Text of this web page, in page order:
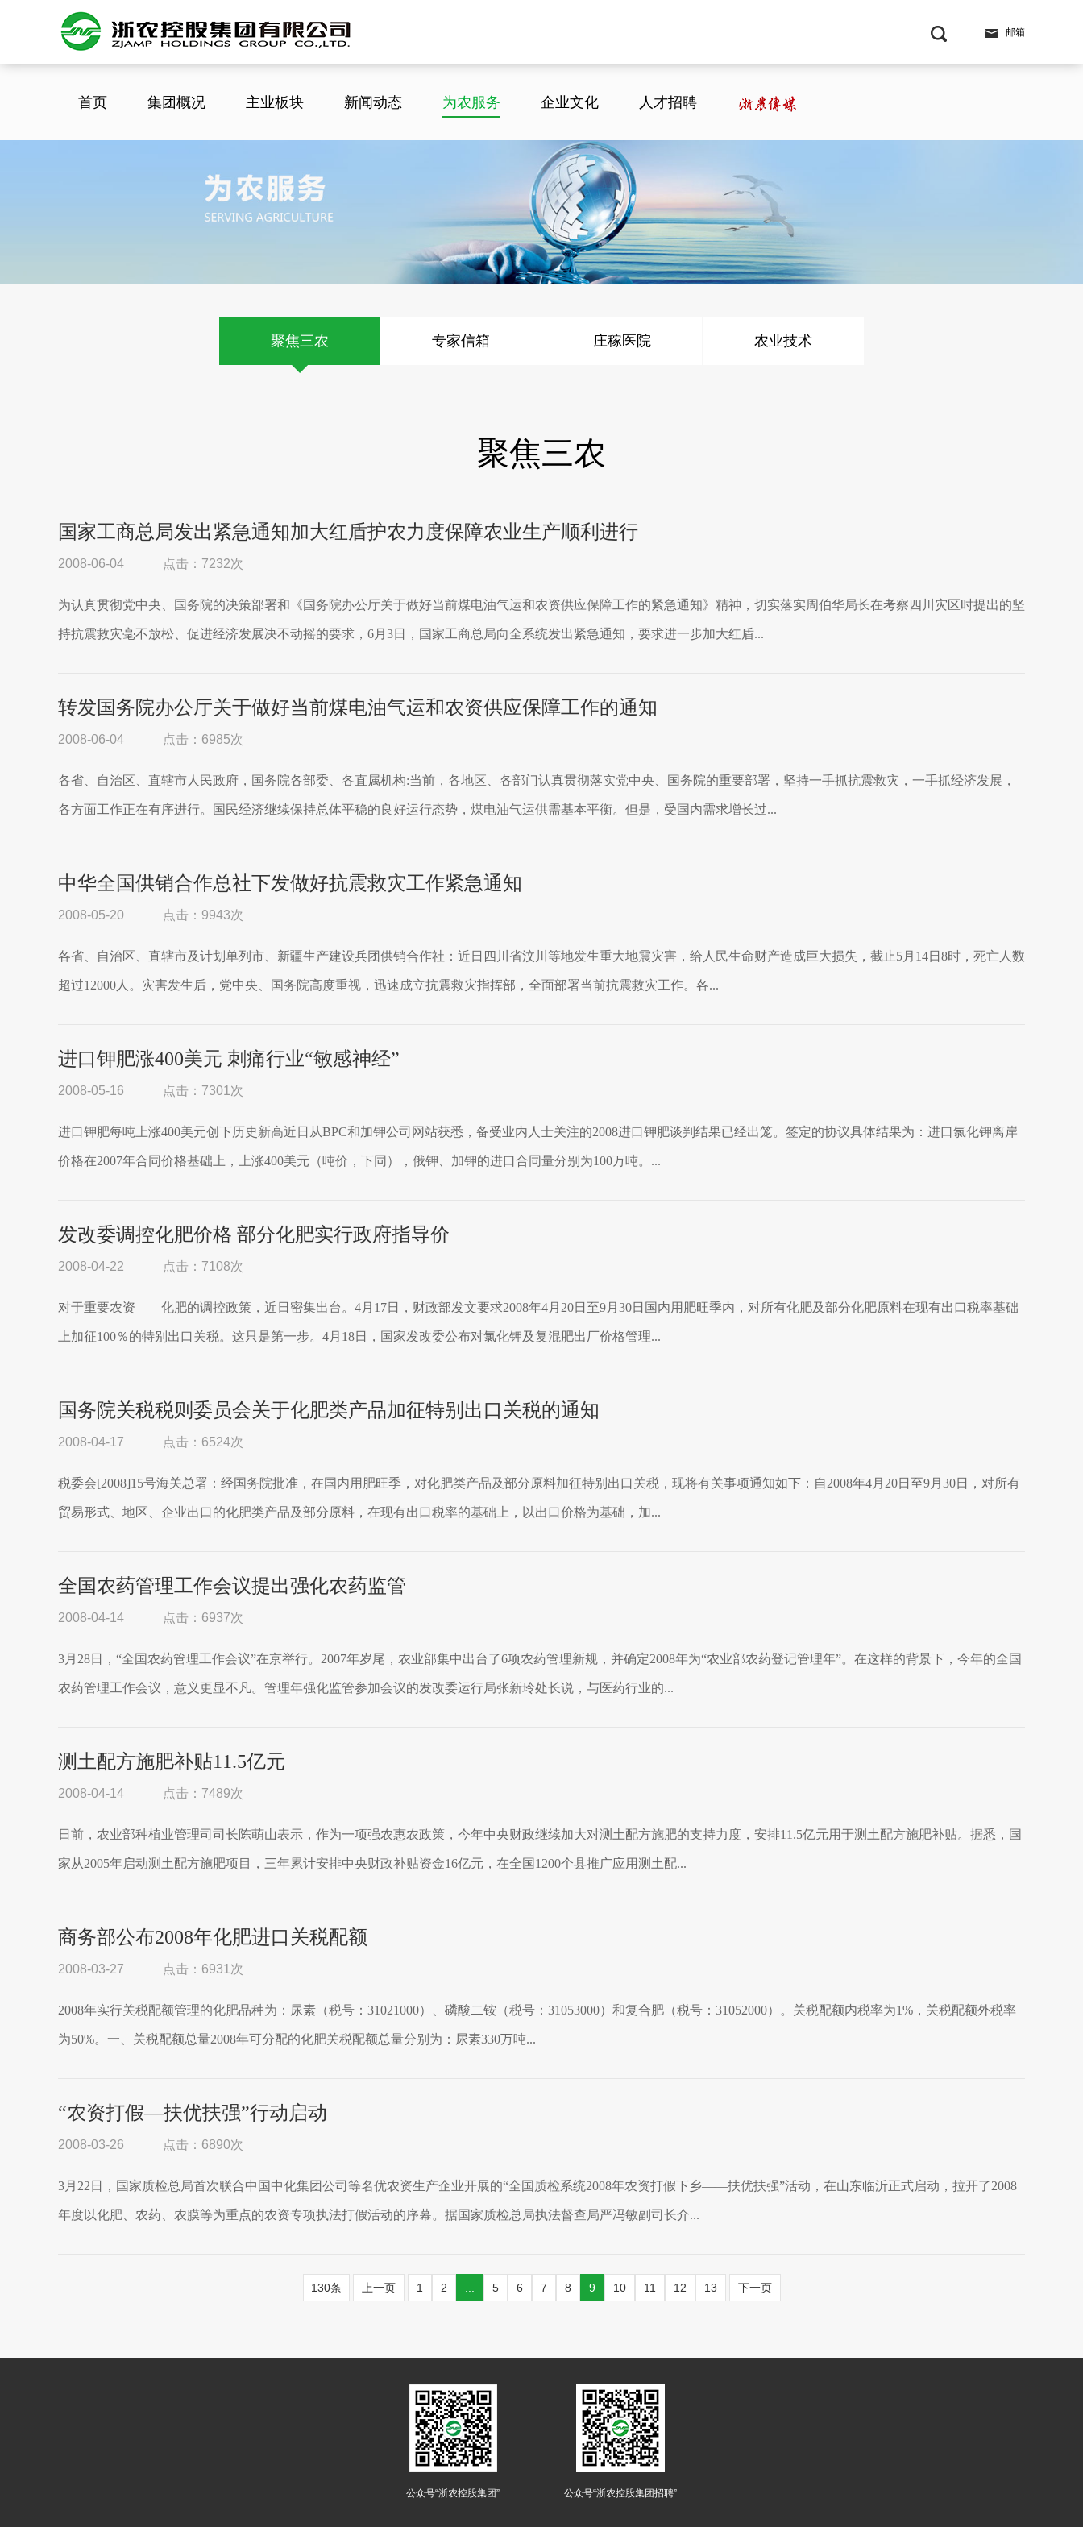
邮箱
首页 集团概况 主业板块 新闻动态 为农服务 企业文化 人才招聘
聚焦三农 专家信箱 庄稼医院 农业技术
聚焦三农
国家工商总局发出紧急通知加大红盾护农力度保障农业生产顺利进行
2008-06-04 点击：7232次
为认真贯彻党中央、国务院的决策部署和《国务院办公厅关于做好当前煤电油气运和农资供应保障工作的紧急通知》精神，切实落实周伯华局长在考察四川灾区时提出的坚
持抗震救灾毫不放松、促进经济发展决不动摇的要求，6月3日，国家工商总局向全系统发出紧急通知，要求进一步加大红盾...
转发国务院办公厅关于做好当前煤电油气运和农资供应保障工作的通知
2008-06-04 点击：6985次
各省、自治区、直辖市人民政府，国务院各部委、各直属机构:当前，各地区、各部门认真贯彻落实党中央、国务院的重要部署，坚持一手抓抗震救灾，一手抓经济发展，
各方面工作正在有序进行。国民经济继续保持总体平稳的良好运行态势，煤电油气运供需基本平衡。但是，受国内需求增长过...
中华全国供销合作总社下发做好抗震救灾工作紧急通知
2008-05-20 点击：9943次
各省、自治区、直辖市及计划单列市、新疆生产建设兵团供销合作社：近日四川省汶川等地发生重大地震灾害，给人民生命财产造成巨大损失，截止5月14日8时，死亡人数
超过12000人。灾害发生后，党中央、国务院高度重视，迅速成立抗震救灾指挥部，全面部署当前抗震救灾工作。各...
进口钾肥涨400美元 刺痛行业“敏感神经”
2008-05-16 点击：7301次
进口钾肥每吨上涨400美元创下历史新高近日从BPC和加钾公司网站获悉，备受业内人士关注的2008进口钾肥谈判结果已经出笼。签定的协议具体结果为：进口氯化钾离岸
价格在2007年合同价格基础上，上涨400美元（吨价，下同），俄钾、加钾的进口合同量分别为100万吨。...
发改委调控化肥价格 部分化肥实行政府指导价
2008-04-22 点击：7108次
对于重要农资——化肥的调控政策，近日密集出台。4月17日，财政部发文要求2008年4月20日至9月30日国内用肥旺季内，对所有化肥及部分化肥原料在现有出口税率基础
上加征100％的特别出口关税。这只是第一步。4月18日，国家发改委公布对氯化钾及复混肥出厂价格管理...
国务院关税税则委员会关于化肥类产品加征特别出口关税的通知
2008-04-17 点击：6524次
税委会[2008]15号海关总署：经国务院批准，在国内用肥旺季，对化肥类产品及部分原料加征特别出口关税，现将有关事项通知如下：自2008年4月20日至9月30日，对所有
贸易形式、地区、企业出口的化肥类产品及部分原料，在现有出口税率的基础上，以出口价格为基础，加...
全国农药管理工作会议提出强化农药监管
2008-04-14 点击：6937次
3月28日，“全国农药管理工作会议”在京举行。2007年岁尾，农业部集中出台了6项农药管理新规，并确定2008年为“农业部农药登记管理年”。在这样的背景下，今年的全国
农药管理工作会议，意义更显不凡。管理年强化监管参加会议的发改委运行局张新玲处长说，与医药行业的...
测土配方施肥补贴11.5亿元
2008-04-14 点击：7489次
日前，农业部种植业管理司司长陈萌山表示，作为一项强农惠农政策，今年中央财政继续加大对测土配方施肥的支持力度，安排11.5亿元用于测土配方施肥补贴。据悉，国
家从2005年启动测土配方施肥项目，三年累计安排中央财政补贴资金16亿元，在全国1200个县推广应用测土配...
商务部公布2008年化肥进口关税配额
2008-03-27 点击：6931次
2008年实行关税配额管理的化肥品种为：尿素（税号：31021000）、磷酸二铵（税号：31053000）和复合肥（税号：31052000）。关税配额内税率为1%，关税配额外税率
为50%。一、关税配额总量2008年可分配的化肥关税配额总量分别为：尿素330万吨...
“农资打假—扶优扶强”行动启动
2008-03-26 点击：6890次
3月22日，国家质检总局首次联合中国中化集团公司等名优农资生产企业开展的“全国质检系统2008年农资打假下乡——扶优扶强”活动，在山东临沂正式启动，拉开了2008
年度以化肥、农药、农膜等为重点的农资专项执法打假活动的序幕。据国家质检总局执法督查局严冯敏副司长介...
130条 上一页 1 2 5 6 7 8 9 10 11 12 13 下一页
公众号“浙农控股集团” 公众号“浙农控股集团招聘”